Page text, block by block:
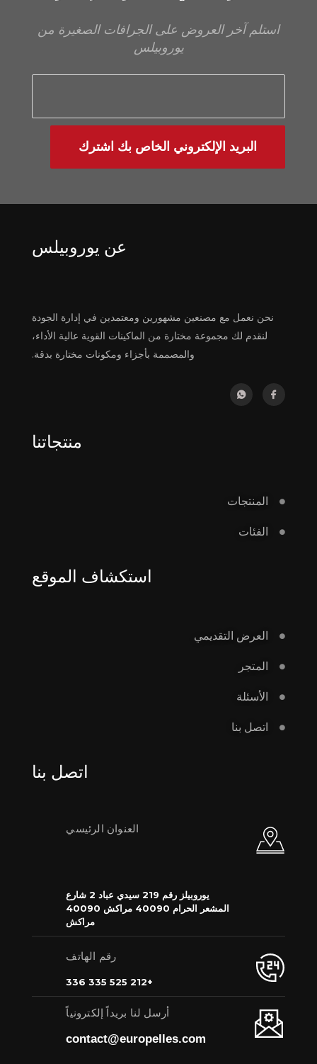
استلم آخر العروض على الجرافات الصغيرة من
يوروبيلس
البريد الإلكتروني الخاص بك اشترك
عن يوروبيلس
نحن نعمل مع مصنعين مشهورين ومعتمدين في إدارة الجودة
لنقدم لك مجموعة مختارة من الماكينات القوية عالية الأداء،
والمصممة بأجزاء ومكونات مختارة بدقة.
منتجاتنا
المنتجات
الفئات
استكشاف الموقع
العرض التقديمي
المتجر
الأسئلة
اتصل بنا
اتصل بنا
العنوان الرئيسي
يوروبيلز رقم 219 سيدي عباد 2 شارع
المشعر الحرام 40090 مراكش 40090
مراكش
رقم الهاتف
+212 525 335 336
أرسل لنا بريداً إلكترونياً
contact@europelles.com